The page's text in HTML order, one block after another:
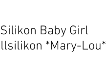
Baby Girl
*Mary-Lou*